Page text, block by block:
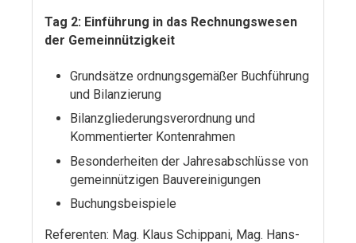
Tag 2: Einführung in das Rechnungswesen
der Gemeinnützigkeit
Grundsätze ordnungsgemäßer Buchführung
und Bilanzierung
Bilanzgliederungsverordnung und
Kommentierter Kontenrahmen
Besonderheiten der Jahresabschlüsse von
gemeinnützigen Bauvereinigungen
Buchungsbeispiele
Referenten: Mag. Klaus Schippani, Mag. Hans-